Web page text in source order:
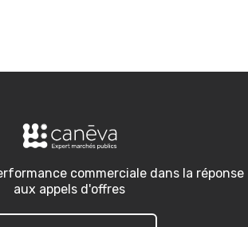
commerciale dans la réponse
aux appels d'offres